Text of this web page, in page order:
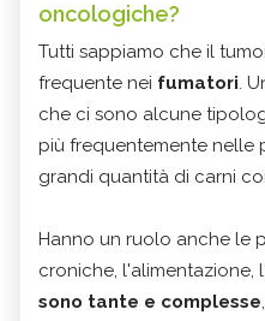
oncologiche?
Tutti sappiamo che il
frequente nei fumatori.
che ci sono alcune
più frequentemente nelle
grandi quantità di carni
Hanno un ruolo anche le
croniche, l'alimentazione,
sono tante e complesse